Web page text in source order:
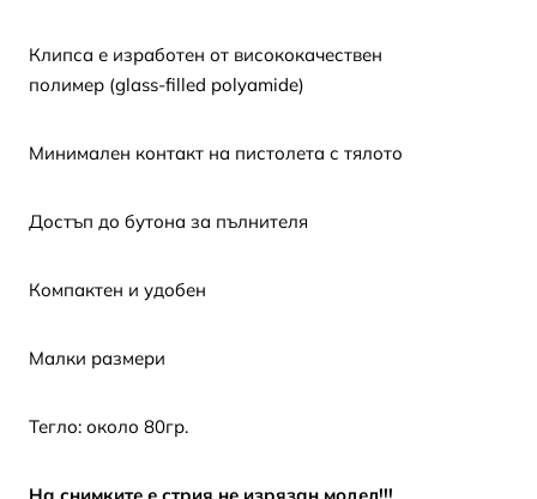
Клипса е изработен от висококачествен
полимер (glass-filled polyamide)
Минимален контакт на пистолета с тялото
Достъп до бутона за пълнителя
Компактен и удобен
Малки размери
Тегло: около 80гр.